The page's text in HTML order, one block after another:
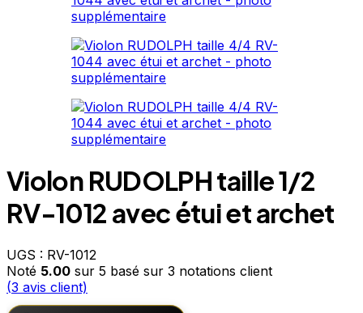
Violon RUDOLPH taille 1/2
RV-1012 avec étui et archet
UGS : RV-1012
Noté 5.00 sur 5 basé sur 3 notations client
(3 avis client)